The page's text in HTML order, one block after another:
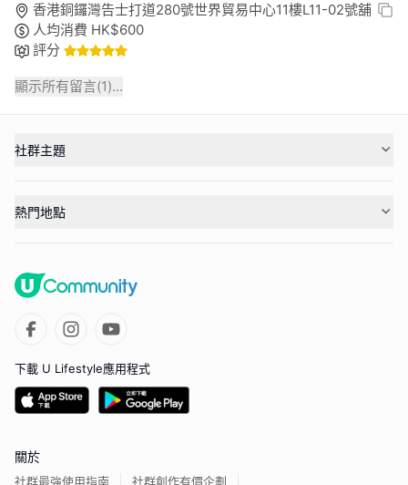
香港銅鑼灣告士打道280號世界貿易中心11樓L11-02號舖
人均消費 HK$600
評分
顯示所有留言(1)...
社群主題
熱門地點
下載 U Lifestyle應用程式
關於
社群最強使用指南 社群創作有價企劃